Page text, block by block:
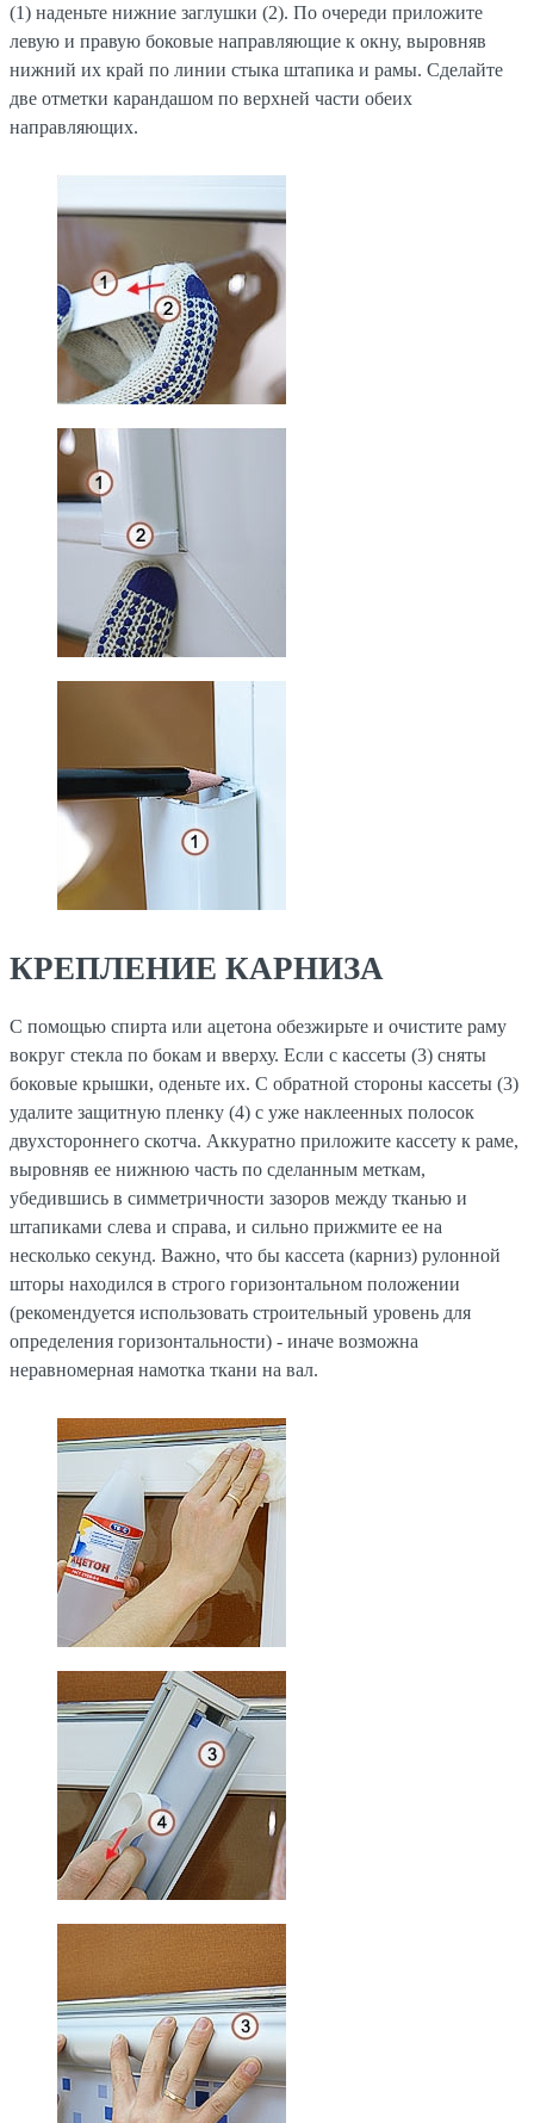
(1) наденьте нижние заглушки (2). По очереди приложите
левую и правую боковые направляющие к окну, выровняв
нижний их край по линии стыка штапика и рамы. Сделайте
две отметки карандашом по верхней части обеих
направляющих.
КРЕПЛЕНИЕ КАРНИЗА
С помощью спирта или ацетона обезжирьте и очистите раму
вокруг стекла по бокам и вверху. Если с кассеты (3) сняты
боковые крышки, оденьте их. С обратной стороны кассеты (3)
удалите защитную пленку (4) с уже наклеенных полосок
двухстороннего скотча. Аккуратно приложите кассету к раме,
выровняв ее нижнюю часть по сделанным меткам,
убедившись в симметричности зазоров между тканью и
штапиками слева и справа, и сильно прижмите ее на
несколько секунд. Важно, что бы кассета (карниз) рулонной
шторы находился в строго горизонтальном положении
(рекомендуется использовать строительный уровень для
определения горизонтальности) - иначе возможна
неравномерная намотка ткани на вал.